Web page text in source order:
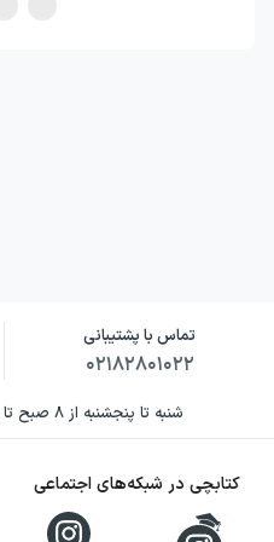
تماس با پشتیبانی
۰۲۱۸۲۸۰۱۰۲۲
شنبه تا پنجشنبه از ۸ صبح تا ۱۸ عصر بجز روزهای تعطیل
کتابچی در شبکه‌های اجتماعی